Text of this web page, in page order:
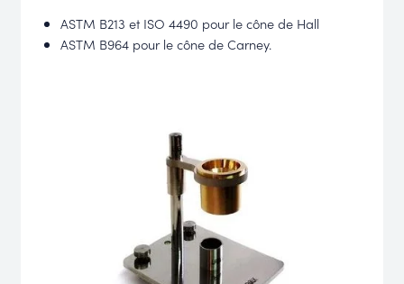
ASTM B213 et ISO 4490 pour le cône de Hall
ASTM B964 pour le cône de Carney.